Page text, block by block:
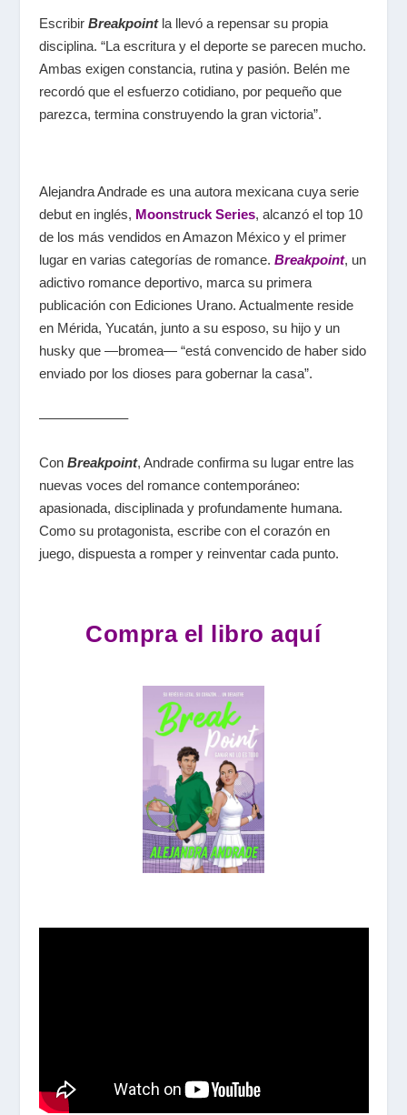
Escribir Breakpointla llevó a repensar su propia
disciplina. “La escritura y el deporte se parecen mucho.
Ambas exigen constancia, rutina y pasión. Belén me
recordó que el esfuerzo cotidiano, por pequeño que
parezca, termina construyendo la gran victoria”.
Alejandra Andrade es una autora mexicana cuya serie
debut en inglés, Moonstruck Series, alcanzó el top 10
de los más vendidos en Amazon México y el primer
lugar en varias categorías de romance. Breakpoint, un
adictivo romance deportivo, marca su primera
publicación con Ediciones Urano. Actualmente reside
en Mérida, Yucatán, junto a su esposo, su hijo y un
husky que —bromea— “está convencido de haber sido
enviado por los dioses para gobernar la casa”.
——————–
Con Breakpoint, Andrade confirma su lugar entre las
nuevas voces del romance contemporáneo:
apasionada, disciplinada y profundamente humana.
Como su protagonista, escribe con el corazón en
juego, dispuesta a romper y reinventar cada punto.
Compra el libro aquí